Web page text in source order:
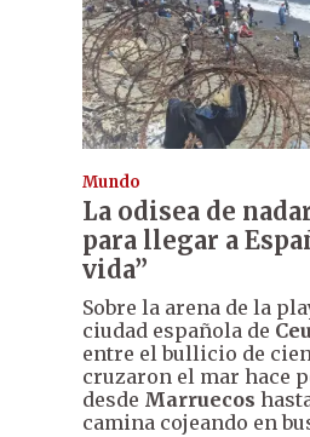
Mundo
La odisea de
para llegar a
vida”
Sobre la arena de la
ciudad española de
entre el bullicio de
cruzaron el mar hace
desde Marruecos
camina cojeando en